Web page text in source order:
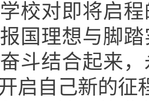
校对即将启
国理想与脚
斗结合起来
启自己新的征